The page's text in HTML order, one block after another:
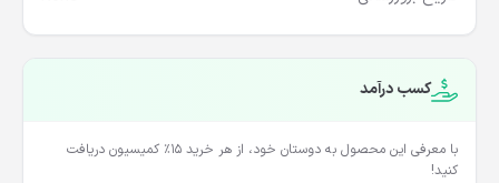
کسب درآمد
با معرفی این محصول به دوستان خود، از هر خرید ۱۵٪ کمیسیون دریافت
کنید!